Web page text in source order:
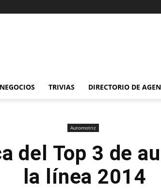
NEGOCIOS TRIVIAS DIRECTORIO DE
Automotriz
del Top 3 de
la línea 2014